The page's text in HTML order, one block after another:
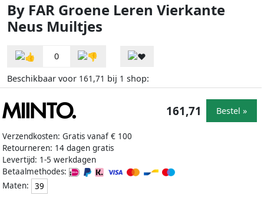
By FAR Groene Leren Vierkante
Neus Muiltjes
0
Beschikbaar voor 161,71 bij 1 shop:
Verzendkosten: Gratis vanaf € 100
Retourneren: 14 dagen gratis
Levertijd: 1-5 werkdagen
Betaalmethodes:
Maten:
39
161,71 Bestel »